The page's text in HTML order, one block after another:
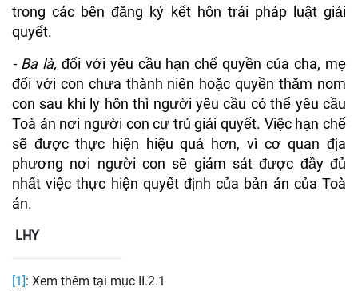
trong các bên đăng ký kết hôn trái pháp luật giải
quyết.
- Ba là, đối với yêu cầu hạn chế quyền của cha, mẹ
đối với con chưa thành niên hoặc quyền thăm nom
con sau khi ly hôn thì người yêu cầu có thể yêu cầu
Toà án nơi người con cư trú giải quyết. Việc hạn chế
sẽ được thực hiện hiệu quả hơn, vì cơ quan địa
phương nơi người con sẽ giám sát được đầy đủ
nhất việc thực hiện quyết định của bản án của Toà
án.
LHY
[1]: Xem thêm tại mục II.2.1